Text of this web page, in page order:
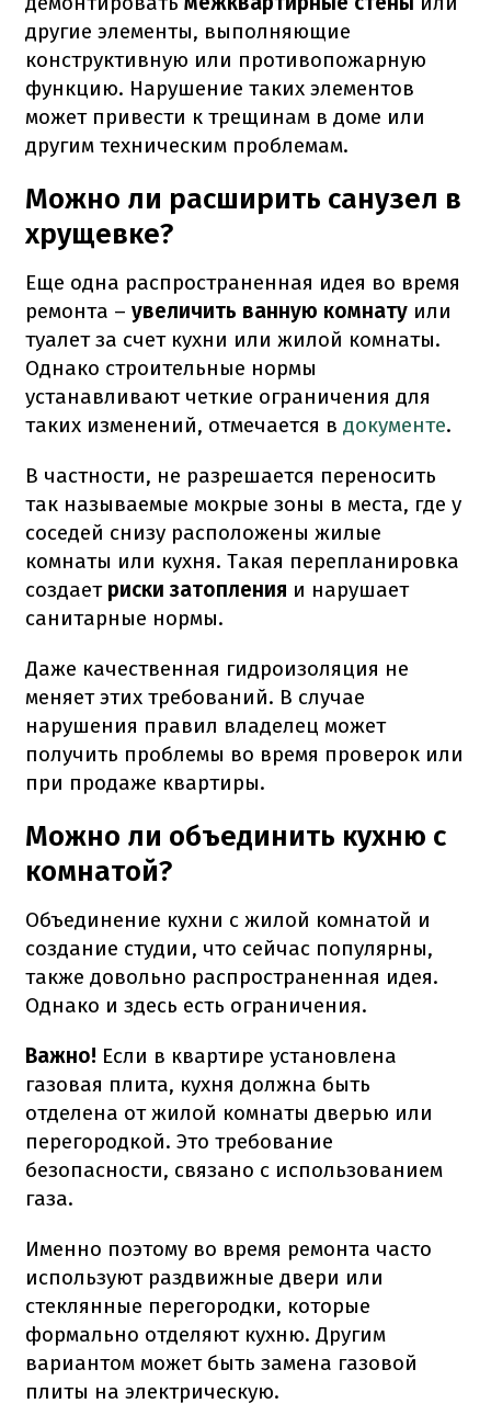
другие элементы, выполняющие
конструктивную или противопожарную
функцию. Нарушение таких элементов
может привести к трещинам в доме или
другим техническим проблемам.
Можно ли расширить санузел в
хрущевке?
Еще одна распространенная идея во время
ремонта – увеличить ванную комнату или
туалет за счет кухни или жилой комнаты.
Однако строительные нормы
устанавливают четкие ограничения для
таких изменений, отмечается в документе.
В частности, не разрешается переносить
так называемые мокрые зоны в места, где у
соседей снизу расположены жилые
комнаты или кухня. Такая перепланировка
создает риски затопления и нарушает
санитарные нормы.
Даже качественная гидроизоляция не
меняет этих требований. В случае
нарушения правил владелец может
получить проблемы во время проверок или
при продаже квартиры.
Можно ли объединить кухню с
комнатой?
Объединение кухни с жилой комнатой и
создание студии, что сейчас популярны,
также довольно распространенная идея.
Однако и здесь есть ограничения.
Важно! Если в квартире установлена
газовая плита, кухня должна быть
отделена от жилой комнаты дверью или
перегородкой. Это требование
безопасности, связано с использованием
газа.
Именно поэтому во время ремонта часто
используют раздвижные двери или
стеклянные перегородки, которые
формально отделяют кухню. Другим
вариантом может быть замена газовой
плиты на электрическую.